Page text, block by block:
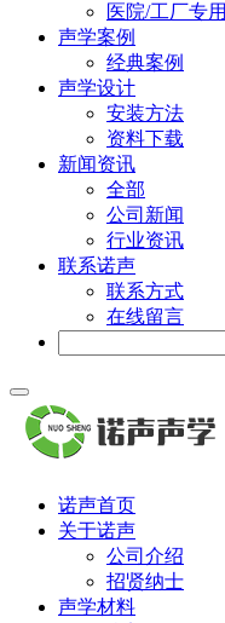
医院/工厂专用
声学案例
经典案例
声学设计
安装方法
资料下载
新闻资讯
全部
公司新闻
行业资讯
联系诺声
联系方式
在线留言
诺声首页
关于诺声
公司介绍
招贤纳士
声学材料